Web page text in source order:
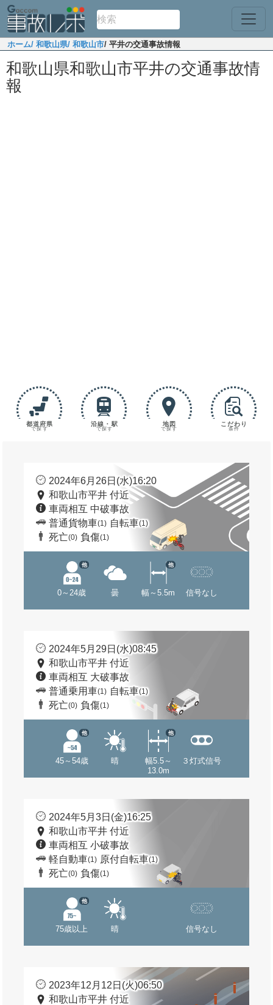
ホーム/ 和歌山県/ 和歌山市/ 平井の交通事故情報
和歌山県和歌山市平井の交通事故情
報
都道府県
で探す
沿線・駅
で探す
地図
で探す
こだわり
条件
2024年6月26日(水)16:20
和歌山市平井 付近
車両相互 中破事故
普通貨物車(1) 自転車(1)
死亡(0) 負傷(1)
0～24歳
他
曇 幅～5.5m
他
信号なし
2024年5月29日(水)08:45
和歌山市平井 付近
車両相互 大破事故
普通乗用車(1) 自転車(1)
死亡(0) 負傷(1)
45～54歳
他
晴
幅5.5～
13.0m
他
３灯式信号
2024年5月3日(金)16:25
和歌山市平井 付近
車両相互 小破事故
軽自動車(1) 原付自転車(1)
死亡(0) 負傷(1)
75歳以上
他
晴 信号なし
2023年12月12日(火)06:50
和歌山市平井 付近